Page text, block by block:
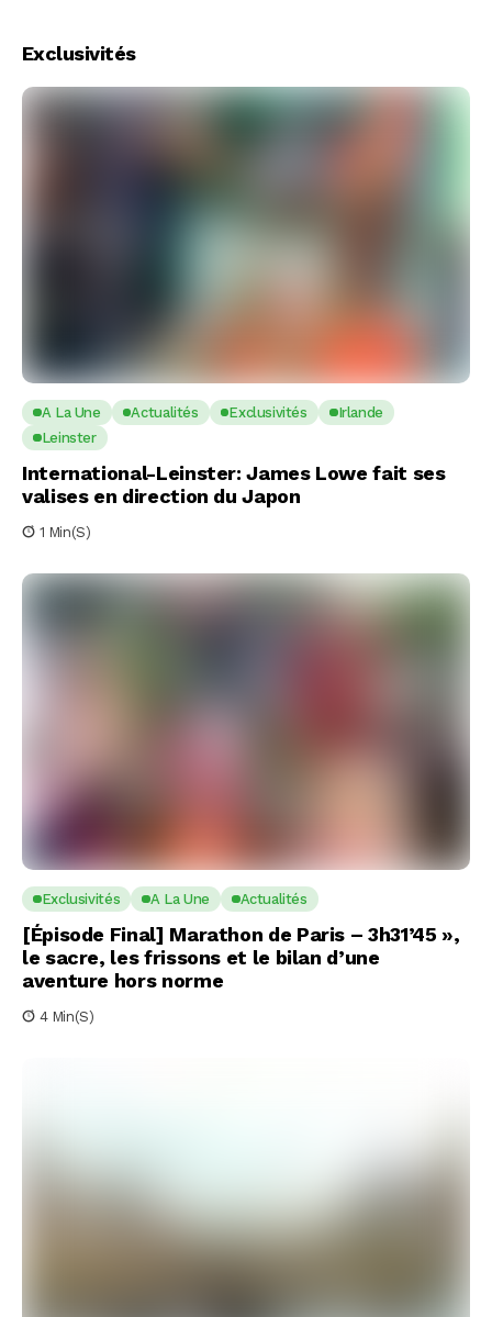
Exclusivités
A La Une Actualités Exclusivités
Irlande
Leinster
International-Leinster: James Lowe fait ses
valises en direction du Japon
1 Min(s)
Exclusivités A La Une Actualités
[Épisode Final] Marathon de Paris – 3h31’45 »,
le sacre, les frissons et le bilan d’une
aventure hors norme
4 Min(s)